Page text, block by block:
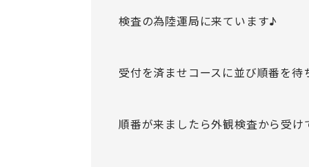
検査の為陸運局に来ています♪
受付を済ませコースに並び順番を
順番が来ましたら外観検査から受け